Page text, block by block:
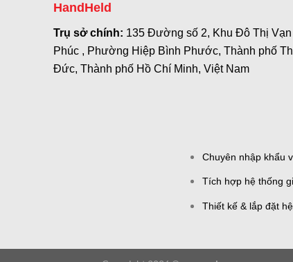
HandHeld
Trụ sở chính: 135 Đường số 2, Khu Đô Thị Vạn
Phúc , Phường Hiệp Bình Phước, Thành phố
Đức, Thành phố Hồ Chí Minh, Việt Nam
Chuyên nhập khẩu
Tích hợp hệ thống
Thiết kế & lắp đặt